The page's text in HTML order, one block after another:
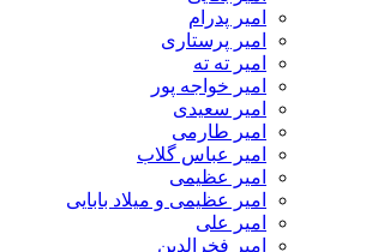
امیر پدرام
امیر پرستاری
امیر ته ته
امیر خواجه پور
امیر سعیدی
امیر طارمی
امیر عباس گلاب
امیر عظیمی
امیر عظیمی و میلاد بابایی
امیر علی
امیر فخرالدین